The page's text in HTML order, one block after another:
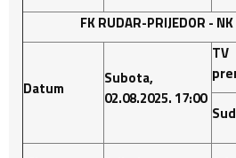
FK RUDAR-PRIJEDOR - NK
Datum
Subota,
02.08.2025. 17:00
TV